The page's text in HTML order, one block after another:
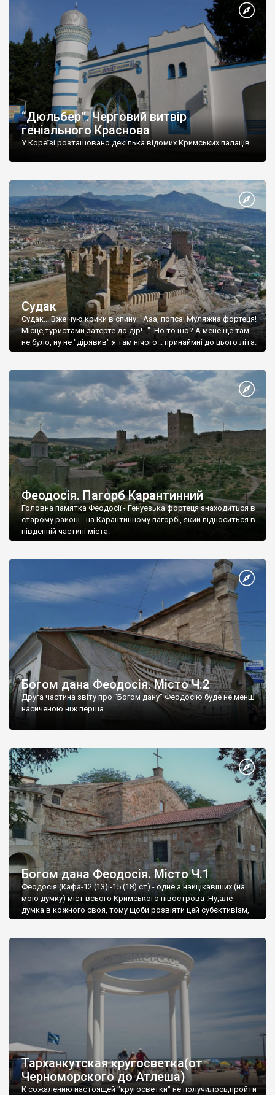
“Дюльбер”. Черговий витвір
геніального Краснова
У Кореїзі розташовано декілька відомих Кримських палаців.
Судак
Судак... Вже чую крики в спину: "Ааа, попса! Муляжна фортеця!
Місце,туристами затерте до дір!..." Но то шо? А мене ще там
не було, ну не "дірявив" я там нічого... принаймні до цього літа.
Феодосія. Пагорб Карантинний
Головна памятка Феодосії - Генуезька фортеця знаходиться в
старому районі - на Карантинному пагорбі, який підноситься в
південній частині міста.
Богом дана Феодосія. Місто Ч.2
Друга частина звіту про "Богом дану" Феодосію буде не менш
насиченою ніж перша.
Богом дана Феодосія. Місто Ч.1
Феодосія (Кафа-12 (13) -15 (18) ст) - одне з найцікавіших (на
мою думку) міст всього Кримського півострова .Ну,але
думка в кожного своя, тому щоби розвіяти цей субєктивізм,
запрошую відвідати це
Тарханкутская кругосветка(от
Черноморского до Атлеша)
К сожалению настоящей "кругосветки" не получилось,пройти